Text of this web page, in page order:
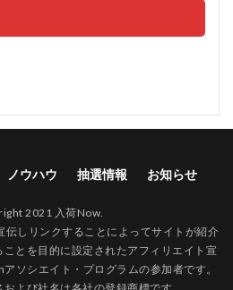
ノウハウ 抽選情報 お知らせ
2021 入荷Now.
しリンクすることによってサイトが紹介
とを目的に設定されたアフィリエイト宣
ソシエイト・プログラムの参加者です。
よび社名は各社の登録商標です。